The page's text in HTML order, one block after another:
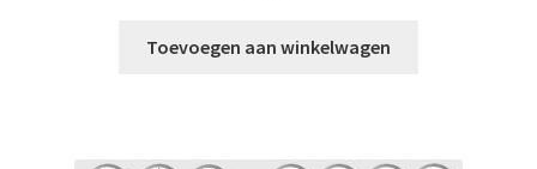
Toevoegen aan winkelwagen